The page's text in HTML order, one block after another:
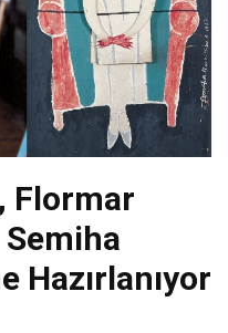
Flormar
Hazırlanıyor